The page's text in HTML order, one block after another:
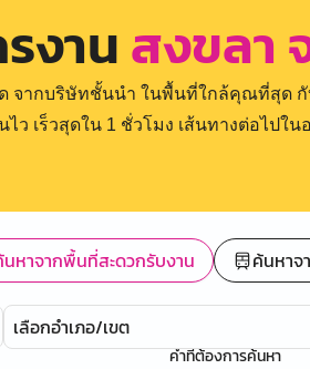
งานสงขลา
จากบริษัทชั้นนำ ในพื้นที่ใกล้คุณที่สุด
ไว เร็วสุดใน 1 ชั่วโมง เส้นทางต่อไปใ
หาจากพื้นที่สะดวกรับงาน ค้นหาจ
เลือกอำเภอ/เขต
คำที่ต้องการค้นหา